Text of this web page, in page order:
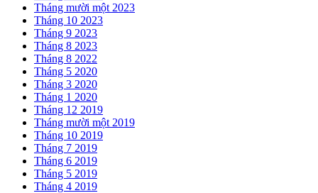
Tháng mười một 2023
Tháng 10 2023
Tháng 9 2023
Tháng 8 2023
Tháng 8 2022
Tháng 5 2020
Tháng 3 2020
Tháng 1 2020
Tháng 12 2019
Tháng mười một 2019
Tháng 10 2019
Tháng 7 2019
Tháng 6 2019
Tháng 5 2019
Tháng 4 2019